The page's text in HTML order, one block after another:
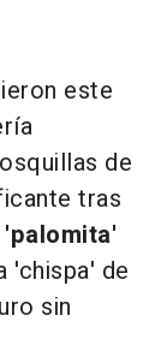
este
de
tras
'chispa' de
sin